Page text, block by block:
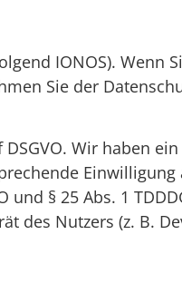
IONOS). Wenn
Sie der
Wir haben
und § 25 Abs. 1
des Nutzers (z. B.